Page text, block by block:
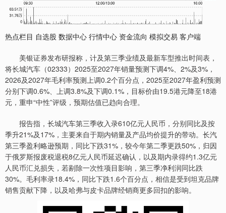
热点栏目 自选股 数据中心 行情中心 资金流向 模拟交易 客户端
美银证券发布研报称，计及第三季业绩及最新车型推出时间表，
将长城汽车（02333）2025至2027年销量预测下调4%、2%及3%，
2026及2027年毛利率预测上调0.2个百分点，2025至2027年盈利预测
分别下调0.6%、上调3.8%及下调0.1%，目标价由19.5港元降至18港
元，重申“中性”评级，预期估值已趋向合理。
报告指，长城汽车第三季收入录610亿元人民币，分别同比及按
季升21%及17%，主要来自于期内销量及产品均价提升的带动。长汽
第三季盈利略逊预期，同比下跌31%，较今年第二季更跌50%，归因
于俄罗斯报废税退税8亿元人民币延迟确认，以及期内录得约1.3亿元
人民币汇兑损失，若剔除一次性项目影响，第三季净利润同比跌
30%。毛利率录18.4%，同比下跌1.6个百分点，相信是受到坦克品牌
销售贡献下降，以及哈弗与皮卡品牌经销商更多回扣的影响。